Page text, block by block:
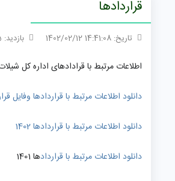
قراردادها
تاریخ: 14:41:08 1402/02/12 بازدید: 445
اطلاعات مرتبط با قرادادهای اداره کل
دانلود اطلاعات مرتبط با قراردادها وفایل
دانلود اطلاعات مرتبط با قراردادها 1402
دانلود اطلاعات مرتبط با قراردادها 1401